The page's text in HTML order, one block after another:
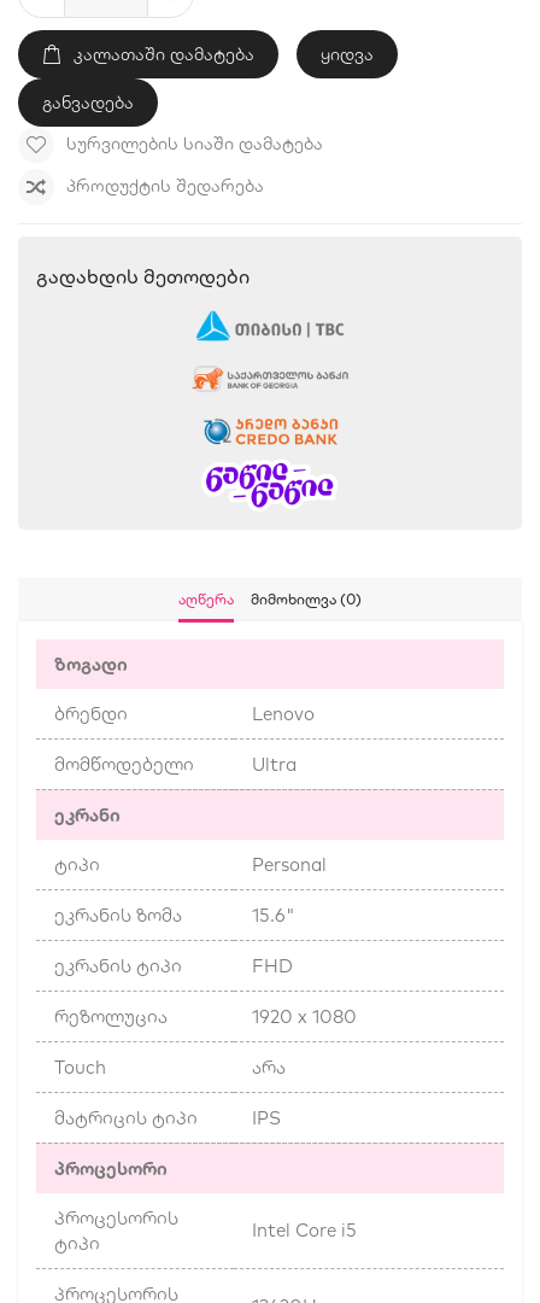
ᲙᲐᲚᲐᲗᲐᲨᲘ ᲓᲐᲛᲐᲢᲔᲑᲐ ყიდვა
განვადება
ᲡᲣᲠᲕᲘᲚᲔᲑᲘᲡ ᲡᲘᲐᲨᲘ ᲓᲐᲛᲐᲢᲔᲑᲐ
ᲞᲠᲝᲓᲣᲥᲢᲘᲡ ᲨᲔᲓᲐᲠᲔᲑᲐ
Გადახდის Მეთოდები
Აღწერა Მიმოხილვა (0)
ზოგადი
ბრენდი Lenovo
მომწოდებელი Ultra
ეკრანი
ტიპი Personal
ეკრანის ზომა 15.6"
ეკრანის ტიპი FHD
რეზოლუცია 1920 x 1080
Touch არა
მატრიცის ტიპი IPS
პროცესორი
პროცესორის
ტიპი
Intel Core i5
პროცესორის